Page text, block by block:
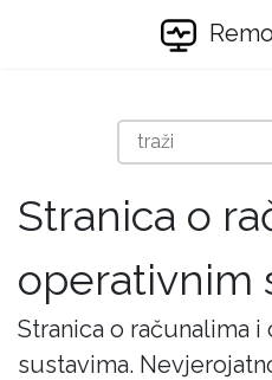
Stranica o
operativnim
Stranica o računalima
sustavima.